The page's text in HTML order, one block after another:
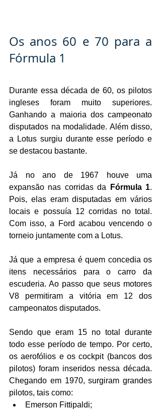
Os anos 60 e 70 para a
Fórmula 1
Durante essa década de 60, os pilotos
ingleses foram muito superiores.
Ganhando a maioria dos campeonato
disputados na modalidade. Além disso,
a Lotus surgiu durante esse período e
se destacou bastante.
Já no ano de 1967 houve uma
expansão nas corridas da
Fórmula 1.
Pois, elas eram disputadas em vários
locais e possuía 12 corridas no total.
Com isso, a Ford acabou vencendo o
torneio juntamente com a Lotus.
Já que a empresa é quem concedia os
itens necessários para o carro da
escuderia. Ao passo que seus motores
V8 permitiram a vitória em 12 dos
campeonatos disputados.
Sendo que eram 15 no total durante
todo esse período de tempo. Por certo,
os aerofólios e os cockpit (bancos dos
pilotos) foram inseridos nessa década.
Chegando em 1970, surgiram grandes
pilotos, tais como:
Emerson Fittipaldi;